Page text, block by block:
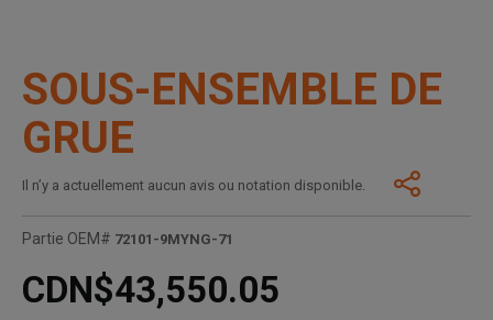
SOUS-ENSEMBLE DE
GRUE
Il n’y a actuellement aucun avis ou notation disponible.
Partie OEM# 72101-9MYNG-71
CDN$43,550.05